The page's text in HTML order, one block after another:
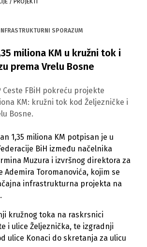
INVESTICIJE / PROJEKTI
SPORAZUM
miliona KM u kružni tok i
prema Vrelu Bosne
Ceste FBiH pokreću projekte
KM: kružni tok kod Željezničke i
Bosne.
1,35 miliona KM potpisan je u
BiH između načelnika
Muzura i izvršnog direktora za
Ademira Toromanovića, kojim se
infrastrukturna projekta na
kružnog toka na raskrsnici
i ulice Željeznička, te izgradnji
ulice Konaci do skretanja za ulicu